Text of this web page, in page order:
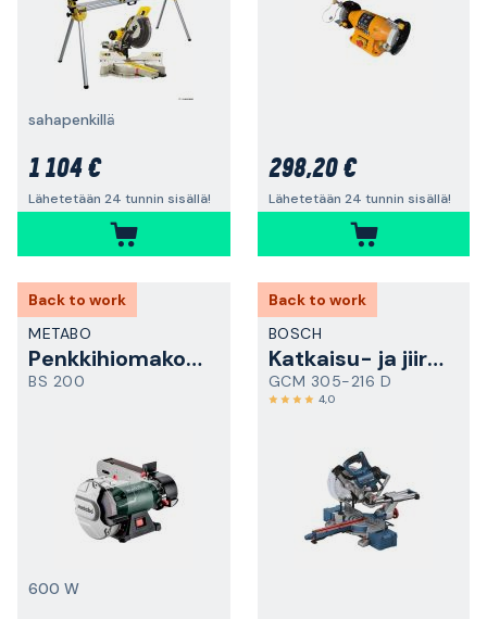
sahapenkillä
1 104 €
Lähetetään 24 tunnin sisällä!
298,20 €
Lähetetään 24 tunnin sisällä!
Back to work
METABO
Penkkihiomakone
BS 200
600 W
Back to work
BOSCH
Katkaisu- ja jiirisaha
GCM 305-216 D
4,0